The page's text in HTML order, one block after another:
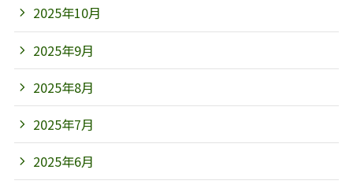
2025年10月
2025年9月
2025年8月
2025年7月
2025年6月